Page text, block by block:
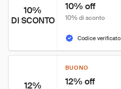
10%
DI SCONTO
10% off
10% di sconto
Codice verificato
12%
BUONO
12% off